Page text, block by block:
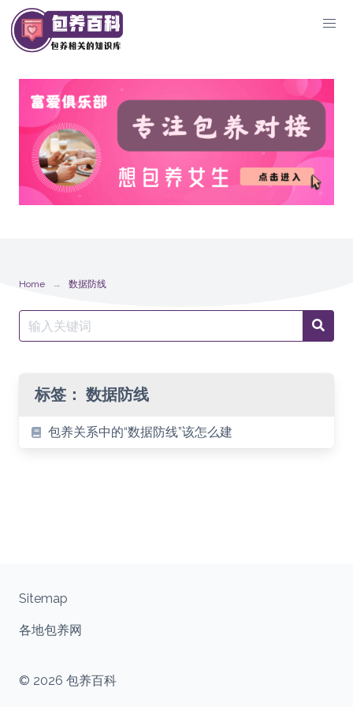
Skip
to
content
Home 数据防线
Search
for:
标签： 数据防线
包养关系中的“数据防线”该怎么建
© 2026 包养百科
Sitemap
各地包养网